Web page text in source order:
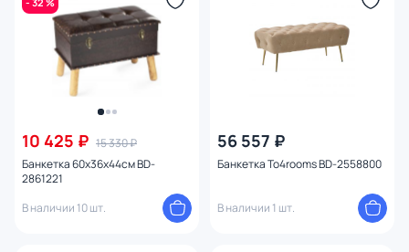
10 425 ₽ 15 330 ₽
Банкетка 60х36х44см BD-
2861221
В наличии 10 шт.
56 557 ₽
Банкетка To4rooms BD-2558800
В наличии 1 шт.
Глубина (см)
Материал обивки
Материал каркаса
Тип опоры